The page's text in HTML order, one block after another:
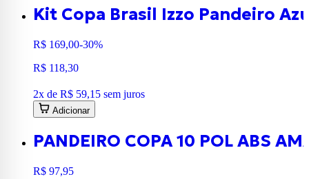
Kit Copa Brasil Izzo Pandeiro
R$ 169,00-30%
R$ 118,30
2x de R$ 59,15 sem juros
Adicionar
PANDEIRO COPA 10 POL ABS
R$ 97,95